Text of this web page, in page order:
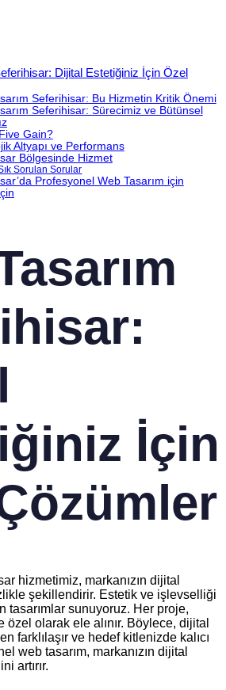
Dijital Estetiğiniz İçin Özel
Seferihisar: Bu Hizmetin Kritik Önemi
Seferihisar: Sürecimiz ve Bütünsel
Gain?
Altyapı ve Performans
Bölgesinde Hizmet
Sorulan Sorular
Profesyonel Web Tasarım için
İçin
hizmetimiz, markanızın dijital
şekillendirir. Estetik ve işlevselliği
tasarımlar sunuyoruz. Her proje,
özel olarak ele alınır. Böylece, dijital
farklılaşır ve hedef kitlenizde kalıcı
web tasarım, markanızın dijital
artırır.